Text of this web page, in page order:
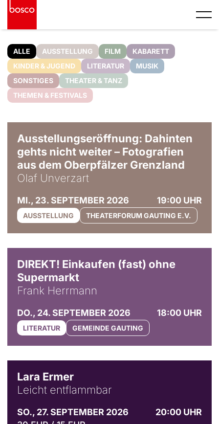
ALLE AUSSTELLUNG FILM
KABARETT
KINDER & JUGEND
LITERATUR
MUSIK
SONSTIGES
THEATER & TANZ
THEMEN & FESTIVALS
Ausstellungseröffnung: Dahinten
gehts nicht weiter – Fotografien
aus dem Oberpfälzer Grenzland
Olaf Unverzart
MI., 23. SEPTEMBER 2026 19:00 UHR
AUSSTELLUNG THEATERFORUM GAUTING E.V.
DIREKT! Einkaufen (fast) ohne
Supermarkt
Frank Herrmann
DO., 24. SEPTEMBER 2026 18:00 UHR
LITERATUR GEMEINDE GAUTING
Lara Ermer
Leicht entflammbar
SO., 27. SEPTEMBER 2026
20:00 UHR